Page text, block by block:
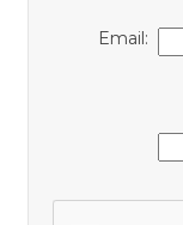
Email: